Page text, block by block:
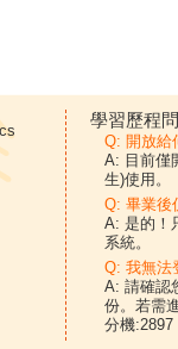
學習歷程
Q: 開放給
A: 目前僅
生)使用。
Q: 畢業後
A: 是的！
系統。
Q: 我無法
A: 請確認
份。若需
分機:2897